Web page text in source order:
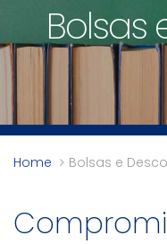
Bolsas
Home Bolsas e